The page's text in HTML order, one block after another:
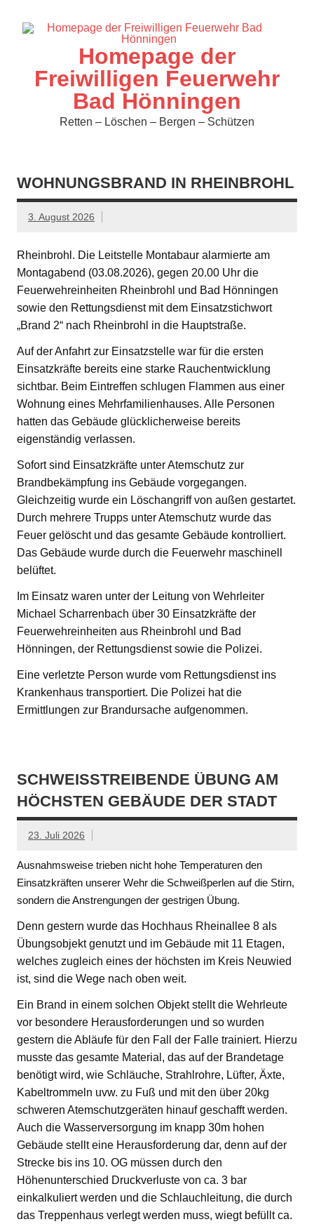
springen
Homepage der
Freiwilligen Feuerwehr
Bad Hönningen
Retten – Löschen – Bergen – Schützen
WOHNUNGSBRAND IN RHEINBROHL
3. August 2026
Rheinbrohl. Die Leitstelle Montabaur alarmierte am
Montagabend (03.08.2026), gegen 20.00 Uhr die
Feuerwehreinheiten Rheinbrohl und Bad Hönningen
sowie den Rettungsdienst mit dem Einsatzstichwort
„Brand 2“ nach Rheinbrohl in die Hauptstraße.
Auf der Anfahrt zur Einsatzstelle war für die ersten
Einsatzkräfte bereits eine starke Rauchentwicklung
sichtbar. Beim Eintreffen schlugen Flammen aus einer
Wohnung eines Mehrfamilienhauses. Alle Personen
hatten das Gebäude glücklicherweise bereits
eigenständig verlassen.
Sofort sind Einsatzkräfte unter Atemschutz zur
Brandbekämpfung ins Gebäude vorgegangen.
Gleichzeitig wurde ein Löschangriff von außen gestartet.
Durch mehrere Trupps unter Atemschutz wurde das
Feuer gelöscht und das gesamte Gebäude kontrolliert.
Das Gebäude wurde durch die Feuerwehr maschinell
belüftet.
Im Einsatz waren unter der Leitung von Wehrleiter
Michael Scharrenbach über 30 Einsatzkräfte der
Feuerwehreinheiten aus Rheinbrohl und Bad
Hönningen, der Rettungsdienst sowie die Polizei.
Eine verletzte Person wurde vom Rettungsdienst ins
Krankenhaus transportiert. Die Polizei hat die
Ermittlungen zur Brandursache aufgenommen.
SCHWEISSTREIBENDE ÜBUNG AM H
ÖCHSTEN GEBÄUDE DER STADT
23. Juli 2026
Ausnahmsweise trieben nicht hohe Temperaturen den
Einsatzkräften unserer Wehr die Schweißperlen auf die Stirn,
sondern die Anstrengungen der gestrigen Übung.
Denn gestern wurde das Hochhaus Rheinallee 8 als
Übungsobjekt genutzt und im Gebäude mit 11 Etagen,
welches zugleich eines der höchsten im Kreis Neuwied
ist, sind die Wege nach oben weit.
Ein Brand in einem solchen Objekt stellt die Wehrleute
vor besondere Herausforderungen und so wurden
gestern die Abläufe für den Fall der Falle trainiert. Hierzu
musste das gesamte Material, das auf der Brandetage
benötigt wird, wie Schläuche, Strahlrohre, Lüfter, Äxte,
Kabeltrommeln uvw. zu Fuß und mit den über 20kg
schweren Atemschutzgeräten hinauf geschafft werden.
Auch die Wasserversorgung im knapp 30m hohen
Gebäude stellt eine Herausforderung dar, denn auf der
Strecke bis ins 10. OG müssen durch den
Höhenunterschied Druckverluste von ca. 3 bar
einkalkuliert werden und die Schlauchleitung, die durch
das Treppenhaus verlegt werden muss, wiegt befüllt ca.